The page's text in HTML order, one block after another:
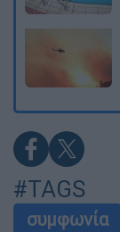
#TAGS
συμφωνία